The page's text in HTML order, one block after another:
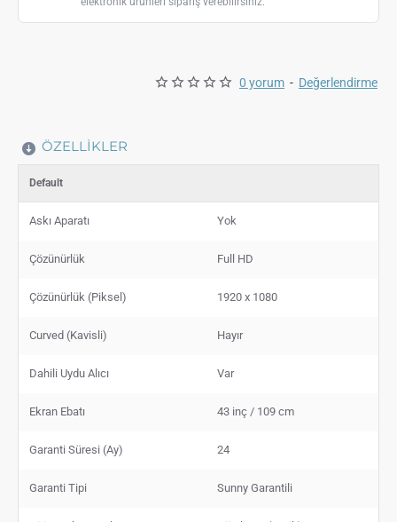
0 yorum - Değerlendirme
ÖZELLIKLER
Default
Askı Aparatı Yok
Çözünürlük Full HD
Çözünürlük (Piksel) 1920 x 1080
Curved (Kavisli) Hayır
Dahili Uydu Alıcı Var
Ekran Ebatı 43 inç / 109 cm
Garanti Süresi (Ay) 24
Garanti Tipi Sunny Garantili